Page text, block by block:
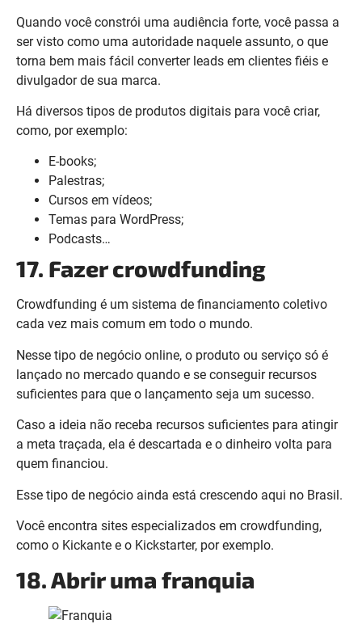
Quando você constrói uma audiência forte, você passa a
ser visto como uma autoridade naquele assunto, o que
torna bem mais fácil converter leads em clientes fiéis e
divulgador de sua marca.
Há diversos tipos de produtos digitais para você criar,
como, por exemplo:
E-books;
Palestras;
Cursos em vídeos;
Temas para WordPress;
Podcasts…
17. Fazer crowdfunding
Crowdfunding é um sistema de financiamento coletivo
cada vez mais comum em todo o mundo.
Nesse tipo de negócio online, o produto ou serviço só é
lançado no mercado quando e se conseguir recursos
suficientes para que o lançamento seja um sucesso.
Caso a ideia não receba recursos suficientes para atingir
a meta traçada, ela é descartada e o dinheiro volta para
quem financiou.
Esse tipo de negócio ainda está crescendo aqui no Brasil.
Você encontra sites especializados em crowdfunding,
como o Kickante e o Kickstarter, por exemplo.
18. Abrir uma franquia